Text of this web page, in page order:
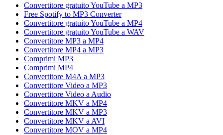
Convertitore gratuito YouTube a MP3
Free Spotify to MP3 Converter
Convertitore gratuito YouTube a MP4
Convertitore gratuito YouTube a WAV
Convertitore MP3 a MP4
Convertitore MP4 a MP3
Comprimi MP3
Comprimi MP4
Convertitore M4A a MP3
Convertitore Video a MP3
Convertitore Video a Audio
Convertitore MKV a MP4
Convertitore MKV a MP3
Convertitore MKV a AVI
Convertitore MOV a MP4